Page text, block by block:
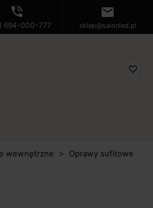
phone_in_talk
694-000-777
mail
sklep@salonled.pl
favorite_border
wewnętrzne Oprawy sufitowe